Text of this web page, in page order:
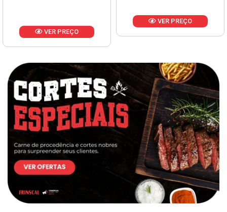
VER PREÇO
VER PREÇO